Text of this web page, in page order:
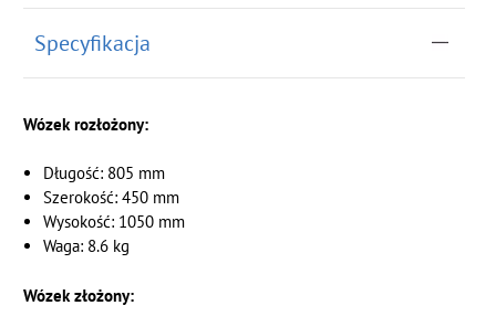
Specyfikacja
Wózek rozłożony:
Długość: 805 mm
Szerokość: 450 mm
Wysokość: 1050 mm
Waga: 8.6 kg
Wózek złożony: